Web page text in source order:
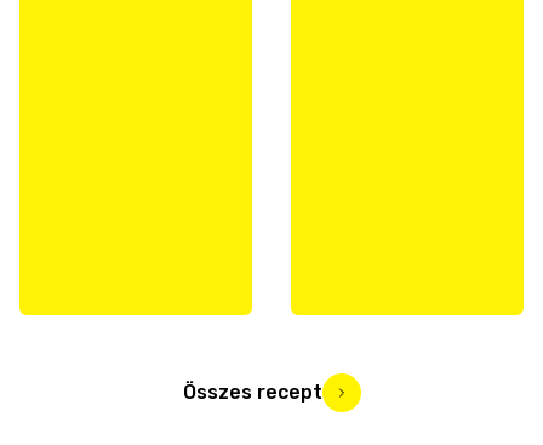
Összes recept